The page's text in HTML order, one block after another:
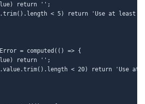
return '';
< 5) return 'Use at least 5
= computed(() => {
return '';
< 20) return 'Use at